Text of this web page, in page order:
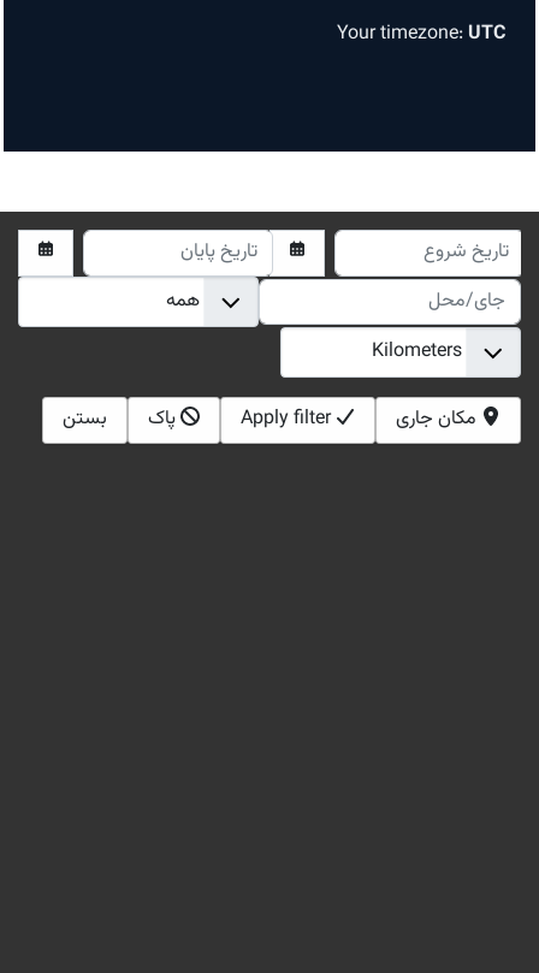
Your timezone: UTC
تاریخ شروع
تاریخ پایان
جای/محل
Apply filter بستن